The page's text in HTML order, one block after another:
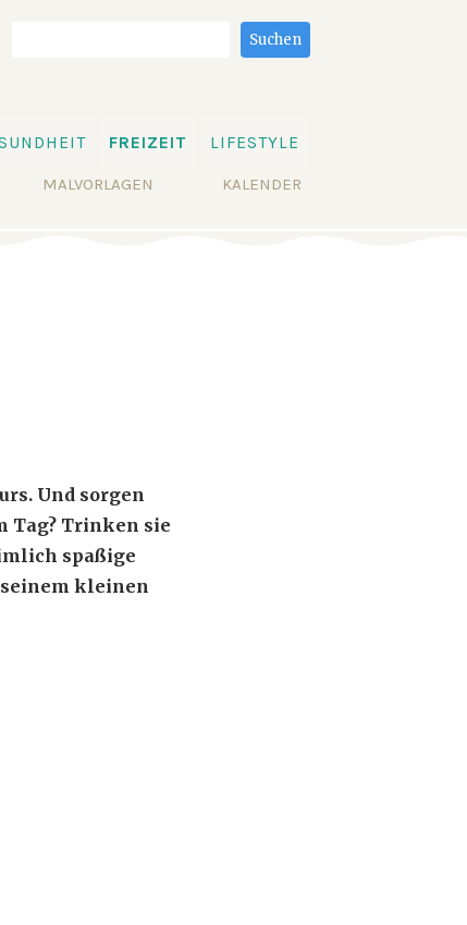
FREIZEIT LIFESTYLE
MALVORLAGEN KALENDER
Suchen
Und sorgen
Tag? Trinken sie
spaßige
kleinen